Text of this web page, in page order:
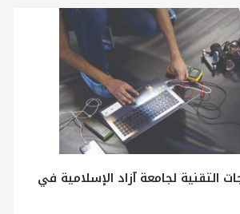
التقنية لجامعة آزاد الإسلامية في